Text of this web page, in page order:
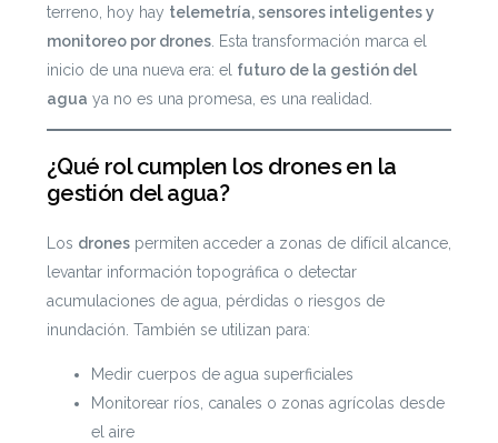
terreno, hoy hay telemetría, sensores inteligentes y
monitoreo por drones. Esta transformación marca el
inicio de una nueva era: el futuro de la gestión del
agua ya no es una promesa, es una realidad.
¿Qué rol cumplen los drones en la
gestión del agua?
Los dronespermiten acceder a zonas de difícil alcance,
levantar información topográfica o detectar
acumulaciones de agua, pérdidas o riesgos de
inundación. También se utilizan para:
Medir cuerpos de agua superficiales
Monitorear ríos, canales o zonas agrícolas desde
el aire